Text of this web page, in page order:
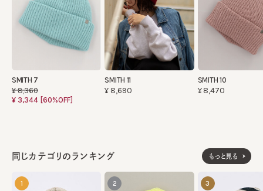
SMITH 7
¥8,360
¥3,344 [60%OFF]
SMITH 11
¥8,690
SMITH 10
¥8,470
同じカテゴリのランキング もっと見る
1 2 3